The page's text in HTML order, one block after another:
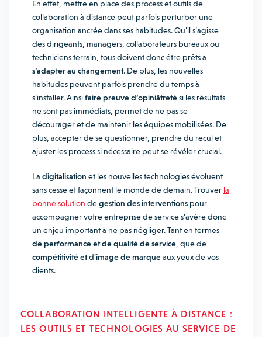
En effet, mettre en place des process et outils de
collaboration à distance peut parfois perturber une
organisation ancrée dans ses habitudes. Qu’il s’agisse
des dirigeants, managers, collaborateurs bureaux ou
techniciens terrain, tous doivent donc être prêts à
s’adapter au changement. De plus, les nouvelles
habitudes peuvent parfois prendre du temps à
s’installer. Ainsifaire preuve d’opiniâtretési les résultats
ne sont pas immédiats, permet de ne pas se
décourager et de maintenir les équipes mobilisées. De
plus, accepter de se questionner, prendre du recul et
ajuster les process si nécessaire peut se révéler crucial.
La digitalisation et les nouvelles technologies évoluent
sans cesse et façonnent le monde de demain. Trouver la
bonne solution degestion des interventions pour
accompagner votre entreprise de service s’avère donc
un enjeu important à ne pas négliger. Tant en termes
de performance et de qualité de service , que de
compétitivité etd’image de marqueaux yeux de vos
clients.
COLLABORATION INTELLIGENTE À DISTANCE :
LES OUTILS ET TECHNOLOGIES AU SERVICE DE